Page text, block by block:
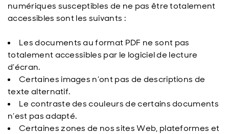
numériques susceptibles de ne pas être totalement
accessibles sont les suivants :
Les documents au format PDF ne sont pas
totalement accessibles par le logiciel de lecture
d’écran.
Certaines images n’ont pas de descriptions de
texte alternatif.
Le contraste des couleurs de certains documents
n’est pas adapté.
Certaines zones de nos sites Web, plateformes et